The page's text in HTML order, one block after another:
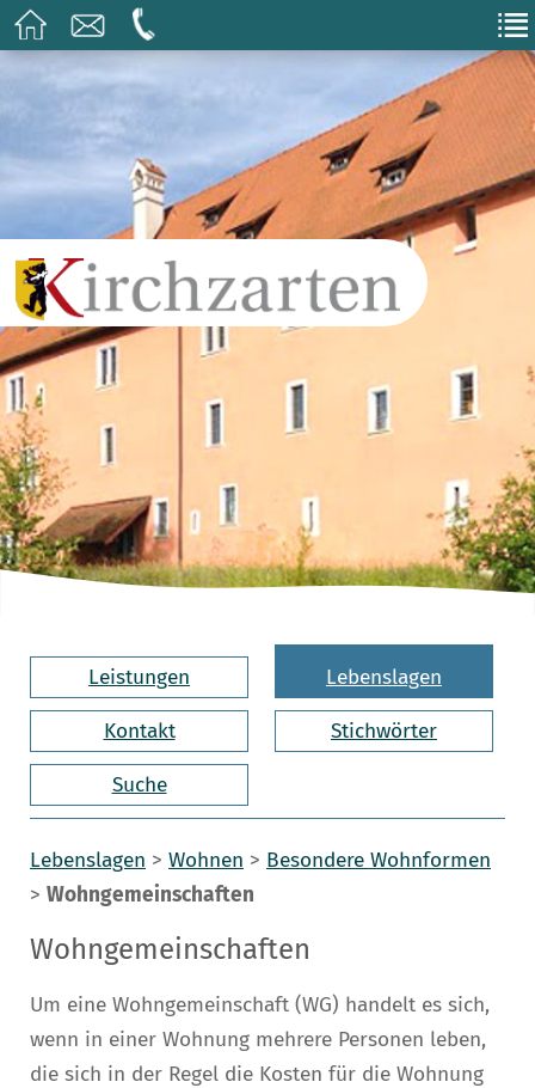
Leistungen Lebenslagen
Kontakt Stichwörter
Suche
Lebenslagen > Wohnen > Besondere Wohnformen
> Wohngemeinschaften
Wohngemeinschaften
Um eine Wohngemeinschaft (WG) handelt es sich,
wenn in einer Wohnung mehrere Personen leben,
die sich in der Regel die Kosten für die Wohnung